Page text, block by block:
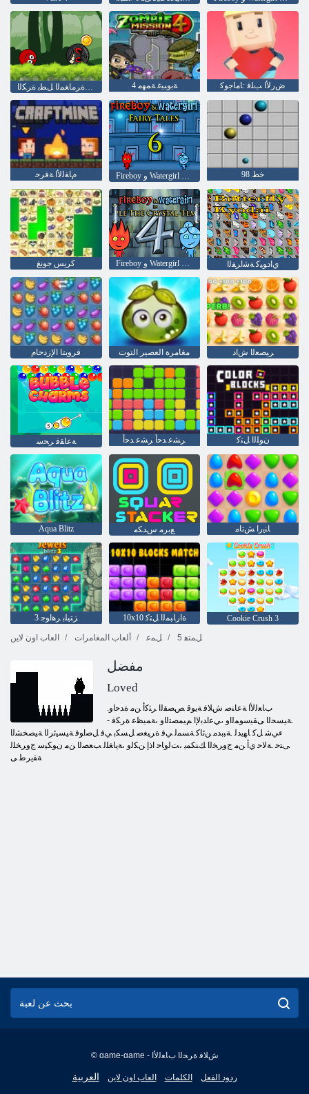
4 ﺔﺑﻮﺒﻴﻏ ﺔﻤﻬﻣ ﺽﺭﻷ ﺍ ﺐﻠﻗ :ﺎﻣﺎﺟﻮﻛ
ﻡﺎﻐﻟﻷ ﺍ ﺔﻓﺮﺣ خط 98
كريس جونغ Fireboy ﻭ Watergirl 4: Crystal Temple ﻱﺍﺩﻮﻴﻛ ﺔﺷﺍﺮﻔﻟﺍ
فرويتا الإزدحام مغامرة العصير التوت ﺮﻴﺼﻌﻟﺍ ﺵﺍﺩ
ﺔﻋﺎﻘﻓ ﺮﺤﺳ ﺮﺸﻋ ﺪﺣﺃ ﺮﺸﻋ ﺪﺣﺃ ﻥﻮﻠﻟﺍ ﻞﺘﻛ
Aqua Blitz ﻊﺑﺮﻣ ﺱﺪﻜﻣ ﺎﻨﻳﺭﺍ ﺶﺗﺎﻣ
3 ﺰﺘﻴﻠﺑ ﺮﻫﺍﻮﺟ 10x10 ﺓﺍﺭﺎﺒﻤﻟﺍ ﻞﺘﻛ
Cookie Crush 3
العاب اون لاين
ألعاب المغامرات ﻞﻤﻋ 5 ﻞﻤﺘﻫ
مفضل
Loved
.ﺏﺎﻌﻟﻷ ﺍ ﺔﻋﺎﻨﺻ ﺵﻼ ﻓ ﺔﻳﻮﻗ ﺺﺼﻘﻟﺍ ﺮﺜﻛﺃ ﻦﻣ ﺓﺪﺣﺍﻭ
.ﺔﻴﺴﺤﻟﺍ ﻰﻘﻴﺳﻮﻤﻟﺍﻭ ،ﻲﻋﺍﺪﺑﻹ ﺍ ﻢﻴﻤﺼﺘﻟﺍﻭ ،ﺔﻤﻴﻈﻋ ﺓﺮﻜﻓ -
ءﻲﺷ ﻞﻛ ﺎﻬﻳﺪﻟ .ﺔﺒﺑﺪﻣ ﻦﺋﺎﻛ ﺔﺴﻤﻟ ﻲﻓ ﺓﺮﻴﻐﺻ ﻞﺴﻜﺑ ﻲﻓ ﻞﺻﺍﻮﻓ ﺔﻴﺴﻴﺋﺮﻟﺍ ﺔﻴﺼﺨﺸﻟﺍ
ﻰﺘﺣ .ﺔﻟﺎﺣ ﻱﺃ ﻦﻣ ﺝﻭﺮﺨﻟﺍ ﻚﻨﻜﻤﻳ ،ﺖﻟﻭﺎﺣ ﺍﺫﺇ ﻦﻜﻟﻭ ،ﺔﻳﺎﻐﻠﻟ ﺐﻌﺼﻟﺍ ﻦﻣ ﻥﻮﻜﻴﺳ ﺝﻭﺮﺨﻠﻟ
ﺔﻘﻳﺮﻃ ﻰ
© game-game - ﺵﻼ ﻓ ﺓﺮﺤﻟﺍ ﺏﺎﻌﻟﻷ ﺍ
العربية
English
العاب اون لاين الكلمات ردود الفعل